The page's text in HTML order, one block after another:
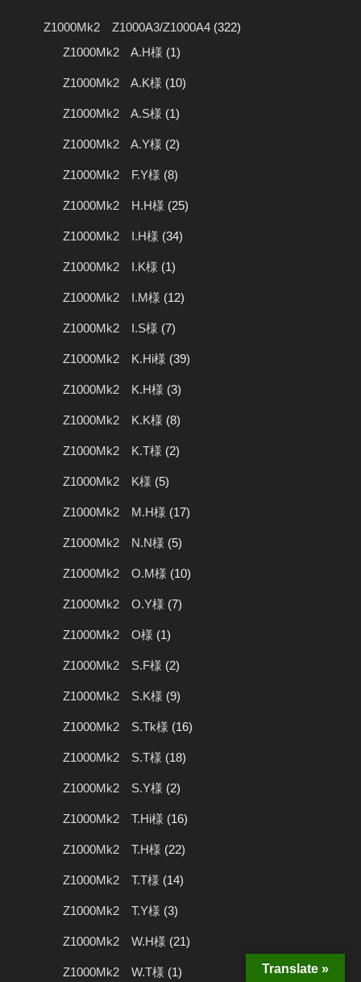
Z1000Mk2 Z1000A3/Z1000A4 (322)
Z1000Mk2 A.H様 (1)
Z1000Mk2 A.K様 (10)
Z1000Mk2 A.S様 (1)
Z1000Mk2 A.Y様 (2)
Z1000Mk2 F.Y様 (8)
Z1000Mk2 H.H様 (25)
Z1000Mk2 I.H様 (34)
Z1000Mk2 I.K様 (1)
Z1000Mk2 I.M様 (12)
Z1000Mk2 I.S様 (7)
Z1000Mk2 K.Hi様 (39)
Z1000Mk2 K.H様 (3)
Z1000Mk2 K.K様 (8)
Z1000Mk2 K.T様 (2)
Z1000Mk2 K様 (5)
Z1000Mk2 M.H様 (17)
Z1000Mk2 N.N様 (5)
Z1000Mk2 O.M様 (10)
Z1000Mk2 O.Y様 (7)
Z1000Mk2 O様 (1)
Z1000Mk2 S.F様 (2)
Z1000Mk2 S.K様 (9)
Z1000Mk2 S.Tk様 (16)
Z1000Mk2 S.T様 (18)
Z1000Mk2 S.Y様 (2)
Z1000Mk2 T.Hi様 (16)
Z1000Mk2 T.H様 (22)
Z1000Mk2 T.T様 (14)
Z1000Mk2 T.Y様 (3)
Z1000Mk2 W.H様 (21)
Z1000Mk2 W.T様 (1) Translate »